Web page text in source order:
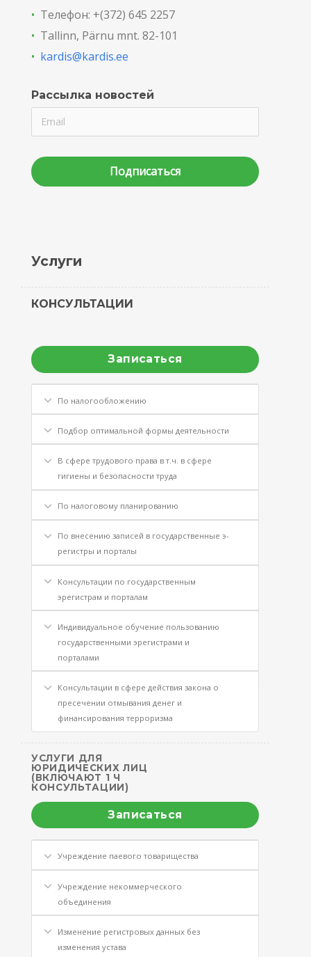
• Телефон: +(372) 645 2257
• Tallinn, Pärnu mnt. 82-101
• kardis@kardis.ee
Рассылка новостей
Подписаться
Услуги
КОНСУЛЬТАЦИИ
Записаться
По налогообложению
Подбор оптимальной формы деятельности
В сфере трудового права в т.ч. в сфере
гигиены и безопасности труда
По налоговому планированию
По внесению записей в государственные э-
регистры и порталы
Консультации по государственным
эрегистрам и порталам
Индивидуальное обучение пользованию
государственными эрегистрами и
порталами
Консультации в сфере действия закона о
пресечении отмывания денег и
финансирования терроризма
УСЛУГИ ДЛЯ
ЮРИДИЧЕСКИХ ЛИЦ
(ВКЛЮЧАЮТ 1 Ч
КОНСУЛЬТАЦИИ)
Записаться
Учреждение паевого товарищества
Учреждение некоммерческого
объединения
Изменение регистровых данных без
изменения устава